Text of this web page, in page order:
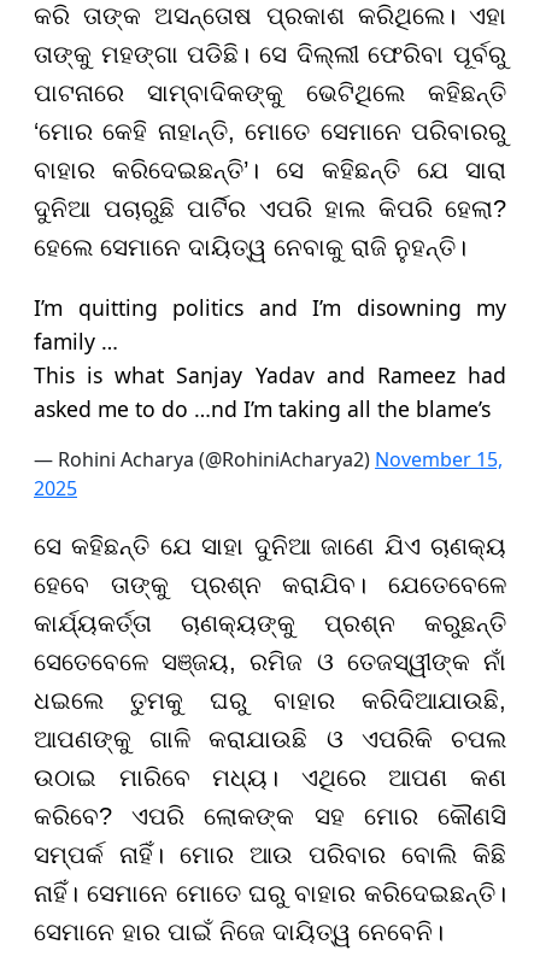
କରି ତାଙ୍କ ଅସନ୍ତୋଷ ପ୍ରକାଶ କରିଥିଲେ। ଏହା
ତାଙ୍କୁ ମହଙ୍ଗା ପଡିଛି। ସେ ଦିଲ୍ଲୀ ଫେରିବା ପୂର୍ବରୁ
ପାଟନାରେ ସାମ୍ବାଦିକଙ୍କୁ ଭେଟିଥିଲେ କହିଛନ୍ତି
‘ମୋର କେହି ନାହାନ୍ତି, ମୋତେ ସେମାନେ ପରିବାରରୁ
ବାହାର କରିଦେଇଛନ୍ତି’। ସେ କହିଛନ୍ତି ଯେ ସାରା
ଦୁନିଆ ପଚାରୁଛି ପାର୍ଟିର ଏପରି ହାଲ କିପରି ହେଲା?
ହେଲେ ସେମାନେ ଦାୟିତ୍ୱ ନେବାକୁ ରାଜି ନୁହନ୍ତି।
I’m quitting politics and I’m disowning my
family …
This is what Sanjay Yadav and Rameez had
asked me to do …nd I’m taking all the blame’s
— Rohini Acharya (@RohiniAcharya2) November 15,
2025
ସେ କହିଛନ୍ତି ଯେ ସାହା ଦୁନିଆ ଜାଣେ ଯିଏ ଚାଣକ୍ୟ
ହେବେ ତାଙ୍କୁ ପ୍ରଶ୍ନ କରାଯିବ। ଯେତେବେଳେ
କାର୍ଯ୍ୟକର୍ତ୍ତା ଚାଣକ୍ୟଙ୍କୁ ପ୍ରଶ୍ନ କରୁଛନ୍ତି
ସେତେବେଳେ ସଞ୍ଜୟ, ରମିଜ ଓ ତେଜସ୍ୱୀଙ୍କ ନାଁ
ଧଇଲେ ତୁମକୁ ଘରୁ ବାହାର କରିଦିଆଯାଉଛି,
ଆପଣଙ୍କୁ ଗାଳି କରାଯାଉଛି ଓ ଏପରିକି ଚପଲ
ଉଠାଇ ମାରିବେ ମଧ୍ୟ। ଏଥିରେ ଆପଣ କଣ
କରିବେ? ଏପରି ଲୋକଙ୍କ ସହ ମୋର କୌଣସି
ସମ୍ପର୍କ ନାହିଁ। ମୋର ଆଉ ପରିବାର ବୋଲି କିଛି
ନାହିଁ। ସେମାନେ ମୋତେ ଘରୁ ବାହାର କରିଦେଇଛନ୍ତି।
ସେମାନେ ହାର ପାଇଁ ନିଜେ ଦାୟିତ୍ୱ ନେବେନି।